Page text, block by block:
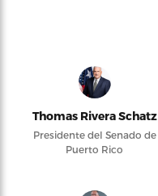
Thomas Rivera Schatz
Presidente del Senado de
Puerto Rico